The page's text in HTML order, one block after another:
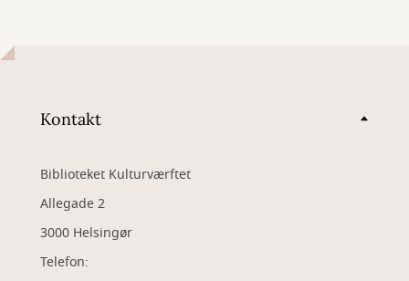
Kontakt
Biblioteket Kulturværftet
Allegade 2
3000 Helsingør
Telefon: